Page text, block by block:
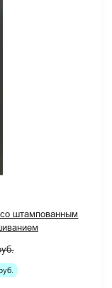
штампованным